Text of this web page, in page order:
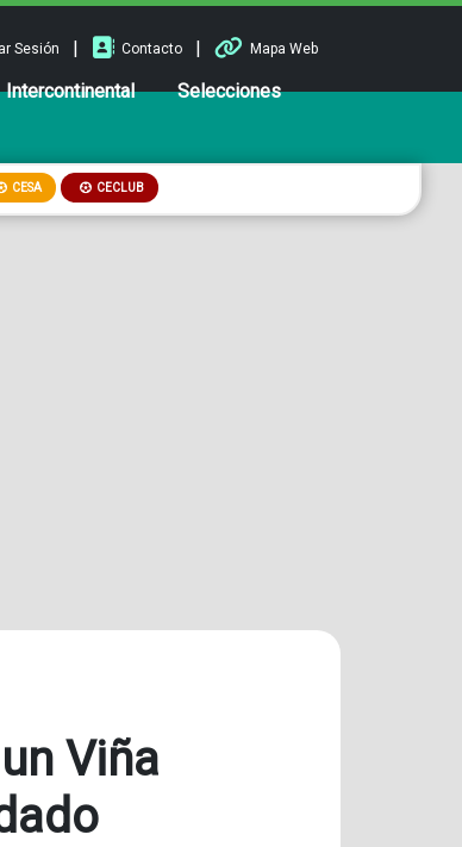
Sesión | Contacto | Mapa Web
Intercontinental Selecciones
CESA CECLUB
Viña